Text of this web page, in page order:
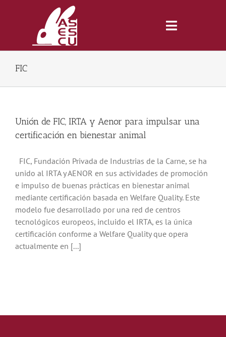
Toggle
Inicio
Tienda
Lonjas
Symposiums
Noticias
FIC
Unión de FIC, IRTA y Aenor para impulsar una
certificación en bienestar animal
FIC, Fundación Privada de Industrias de la Carne, se ha
unido al IRTA y AENOR en sus actividades de promoción
e impulso de buenas prácticas en bienestar animal
mediante certificación basada en Welfare Quality. Este
modelo fue desarrollado por una red de centros
tecnológicos europeos, incluido el IRTA, es la única
certificación conforme a Welfare Quality que opera
actualmente en [...]